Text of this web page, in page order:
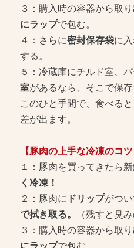
３：購入時の容器から取り
にラップで包む。
４：さらに密封保存袋に
する。
５：冷蔵庫にチルド室、
室があるなら、そこで保存
このひと手間で、食べる
差が出ます。
【豚肉の上手な冷凍のコ
１：豚肉を買ってきたら新
く冷凍！
２：豚肉に ドリップがつ
で拭き取る。
（残すと臭
３：購入時の容器から取り